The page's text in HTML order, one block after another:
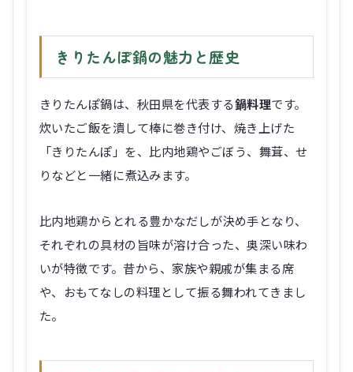
きりたんぽ鍋の魅力と歴史
きりたんぽ鍋は、秋田県を代表する鍋料理です。
炊いたご飯を潰して棒に巻き付け、焼き上げた
「きりたんぽ」を、比内地鶏やごぼう、舞茸、せ
りなどと一緒に煮込みます。
比内地鶏からとれる豊かなだしが決め手となり、
それぞれの具材の旨味が溶け合った、奥深い味わ
いが特徴です。昔から、家族や親戚が集まる席
や、おもてなしの料理として振る舞われてきまし
た。